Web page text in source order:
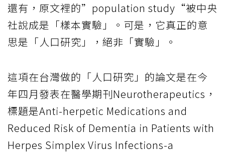
還有，原文裡的”population study“被中央
社說成是「樣本實驗」。可是，它真正的意
思是「人口研究」，絕非「實驗」。
這項在台灣做的「人口研究」的論文是在今
年四月發表在醫學期刊Neurotherapeutics，
標題是Anti-herpetic Medications and
Reduced Risk of Dementia in Patients with
Herpes Simplex Virus Infections-a